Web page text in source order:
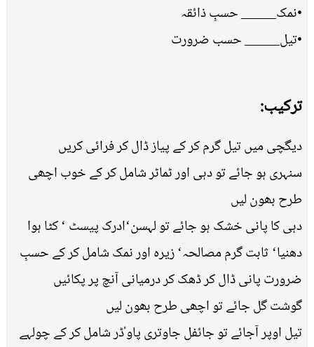
•نمک_____ حسبِ ذائقہ
•تیل_____ حسب ضرورت
ترکیب:
دیگچی میں تیل گرم کر کے پیاز ڈال کر فرائی کریں
سنہری ہو جائے تو دہی اور ٹماٹر شامل کر کے خوب اچھی
طرح بھون لیں
دہی کا پانی خشک ہو جائے تو لہسن‘ادرک پیسٹ ‘ کٹا ہوا
دھنیا‘ ثابت گرم مصالحہ‘ زیرہ اور نمک شامل کر کے حسبِ
ضرورت پانی ڈال کر ڈھک کر درمیانی آنچ پر پکائیں
گوشت گل جائے تو اچھی طرح بھون لیں
تیل اوپر آجائے تو جائفل جاوتری پاوٴڈر شامل کر کے چولہے